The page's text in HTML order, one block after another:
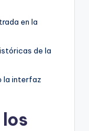
en la
de la
la interfaz